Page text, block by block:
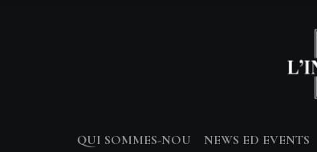
QUI SOMMES-NOU NEWS ED EVENTS